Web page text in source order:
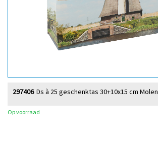
Ds à 25 geschenktas 30+10x15 cm Molen
297406
Op voorraad